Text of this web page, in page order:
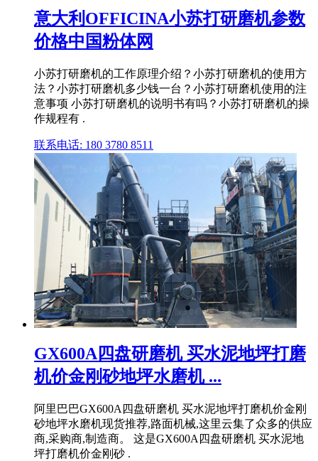
意大利OFFICINA小苏打研磨机参数
价格中国粉体网
小苏打研磨机的工作原理介绍？小苏打研磨机的使用方
法？小苏打研磨机多少钱一台？小苏打研磨机使用的注
意事项 小苏打研磨机的说明书有吗？小苏打研磨机的操
作规程有 .
联系电话: 180 3780 8511
GX600A四盘研磨机 买水泥地坪打磨
机价金刚砂地坪水磨机 ...
阿里巴巴GX600A四盘研磨机 买水泥地坪打磨机价金刚
砂地坪水磨机现货推荐,路面机械,这里云集了众多的供应
商,采购商,制造商。 这是GX600A四盘研磨机 买水泥地
坪打磨机价金刚砂 .